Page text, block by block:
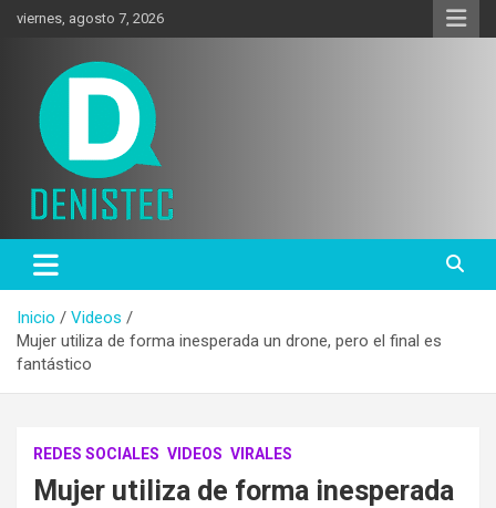
Saltarviernes, agosto 7, 2026
DenisTec
Inicio
Videos
Mujer utiliza de forma inesperada un drone, pero el final es
fantástico
REDES SOCIALES VIDEOS VIRALES
Mujer utiliza de forma inesperada